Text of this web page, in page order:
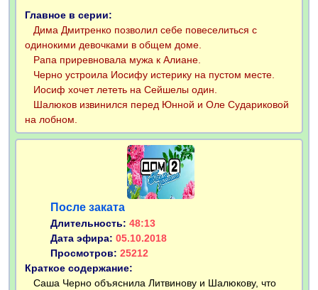
Главное в серии:
Дима Дмитренко позволил себе повеселиться с
одинокими девочками в общем доме.
Рапа приревновала мужа к Алиане.
Черно устроила Иосифу истерику на пустом месте.
Иосиф хочет лететь на Сейшелы один.
Шалюков извинился перед Юнной и Оле Судариковой
на лобном.
После заката
Длительность: 48:13
Дата эфира: 05.10.2018
Просмотров: 25212
Краткое содержание:
Саша Черно объяснила Литвинову и Шалюкову, что